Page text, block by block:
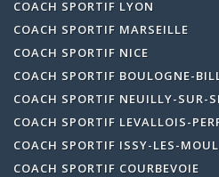
COACH SPORTIF LYON
COACH SPORTIF MARSEILLE
COACH SPORTIF NICE
COACH SPORTIF BOULOGNE-
COACH SPORTIF NEUILLY-SUR-
COACH SPORTIF LEVALLOIS-
COACH SPORTIF ISSY-LES-
COACH SPORTIF COURBEVOIE